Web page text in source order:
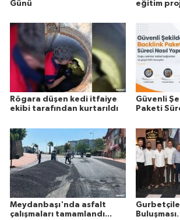
Günü eğitim
Rögara düşen kedi itfaiye
ekibi tarafından kurtarıldı
Güvenli
Paketi
Meydanbaşı'nda asfalt
çalışmaları tamamlandı...